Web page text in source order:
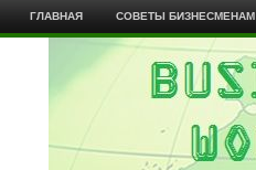
ГЛАВНАЯ СОВЕТЫ БИЗНЕСМЕНАМ